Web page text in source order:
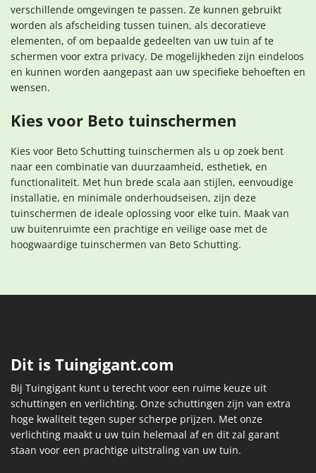
verschillende omgevingen te passen. Ze kunnen gebruikt
worden als afscheiding tussen tuinen, als decoratieve
elementen, of om bepaalde gedeelten van uw tuin af te
schermen voor extra privacy. De mogelijkheden zijn eindeloos
en kunnen worden aangepast aan uw specifieke behoeften en
wensen.
Kies voor Beto tuinschermen
Kies voor Beto Schutting tuinschermen als u op zoek bent
naar een combinatie van duurzaamheid, esthetiek, en
functionaliteit. Met hun brede scala aan stijlen, eenvoudige
installatie, en minimale onderhoudseisen, zijn deze
tuinschermen de ideale oplossing voor elke tuin. Maak van
uw buitenruimte een prachtige en veilige oase met de
hoogwaardige tuinschermen van Beto Schutting.
Dit is Tuingigant.com
Bij Tuingigant kunt u terecht voor een ruime keuze uit
schuttingen en verlichting. Onze schuttingen zijn van extra
hoge kwaliteit tegen super scherpe prijzen. Met onze
verlichting maakt u uw tuin helemaal af en dit zal garant
staan voor een prachtige uitstraling van uw tuin.